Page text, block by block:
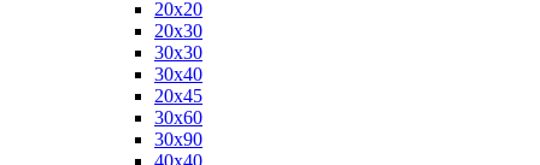
20х20
20х30
30х30
30х40
20х45
30х60
30х90
40х40